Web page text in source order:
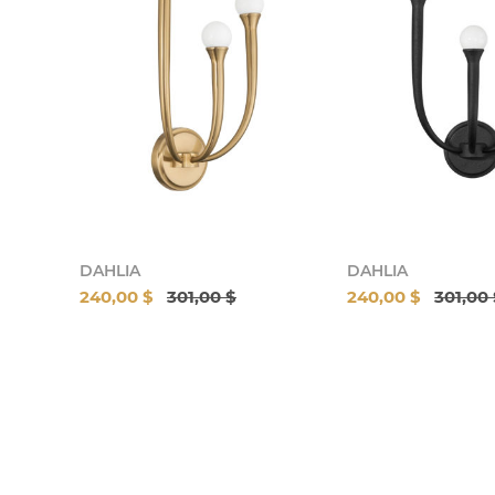
DAHLIA
240,00 $ 301,00 $
DAHLIA
240,00 $ 301,00